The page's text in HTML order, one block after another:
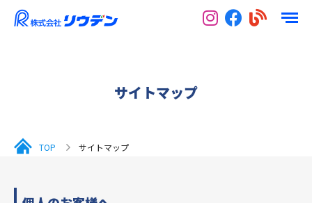
サイトマップ
TOP サイトマップ